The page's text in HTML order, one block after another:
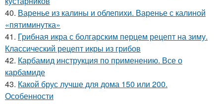
40. Варенье из калины и облепихи. Варенье с калиной
«пятиминутка»
41. Грибная икра с болгарским перцем рецепт на зиму.
Классический рецепт икры из грибов
42. Карбамид инструкция по применению. Все о
карбамиде
43. Какой брус лучше для дома 150 или 200.
Особенности